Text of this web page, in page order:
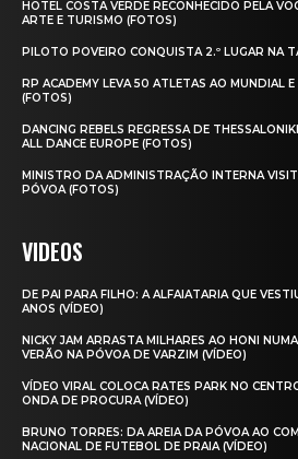
HOTEL COSTA VERDE RECONHECIDO PELA
ARTE E TURISMO (FOTOS)
PILOTO POVEIRO CONQUISTA 2.º LUGAR NA
RP ACADEMY LEVA 50 ATLETAS AO MUNDIAL E
(FOTOS)
DANCING REBELS REGRESSA DE
ALL DANCE EUROPE (FOTOS)
MINISTRO DA ADMINISTRAÇÃO INTERNA
PÓVOA (FOTOS)
VIDEOS
DE PAI PARA FILHO: A ALFAIATARIA QUE
ANOS (VÍDEO)
NICKY JAM ARRASTA MILHARES AO HONI
VERÃO NA PÓVOA DE VARZIM (VÍDEO)
VÍDEO VIRAL COLOCA RATES PARK NO
ONDA DE PROCURA (VÍDEO)
BRUNO TORRES: DA AREIA DA PÓVOA AO
NACIONAL DE FUTEBOL DE PRAIA (VÍDEO)